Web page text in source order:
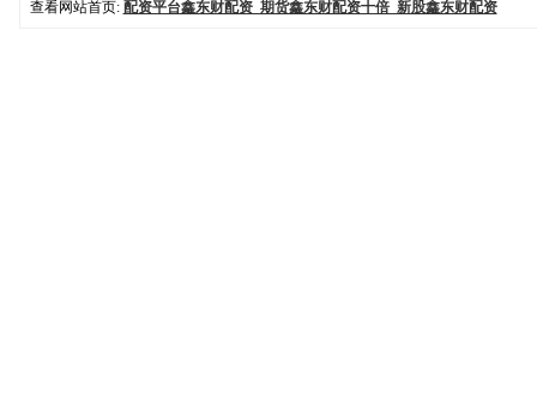
查看网站首页: 配资平台鑫东财配资_期货鑫东财配资十倍_新股鑫东财配资